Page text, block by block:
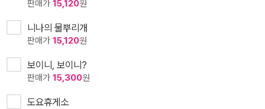
판매가 15,120원
니나의 물뿌리개
판매가 15,120원
보이니, 보이니?
판매가 15,300원
도요휴게소